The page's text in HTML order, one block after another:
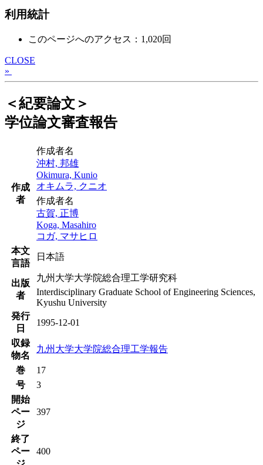
利用統計
このページへのアクセス：1,020回
CLOSE
»
＜紀要論文＞
学位論文審査報告
作成
者
作成者名
沖村, 邦雄
Okimura, Kunio
オキムラ, クニオ
作成者名
古賀, 正博
Koga, Masahiro
コガ, マサヒロ
本文
言語
日本語
出版
者
九州大学大学院総合理工学研究科
Interdisciplinary Graduate School of Engineering Sciences,
Kyushu University
発行
日
1995-12-01
収録
物名
九州大学大学院総合理工学報告
巻
17
号
3
開始
ペー
ジ
397
終了
ペー
400